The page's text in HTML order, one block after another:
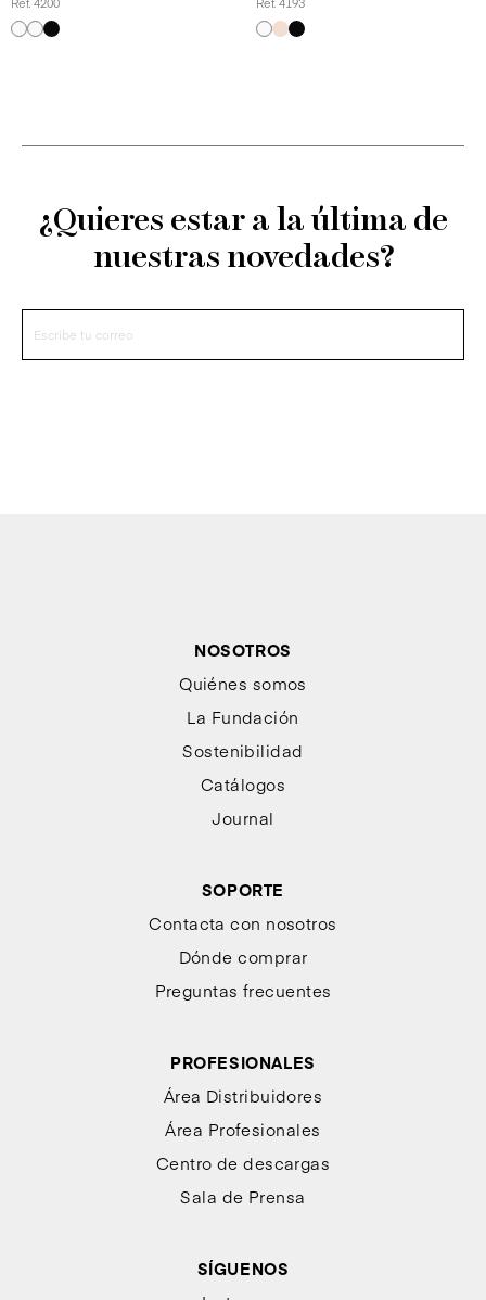
¿Quieres estar a la última de
nuestras novedades?
NOSOTROS
Quiénes somos
La Fundación
Sostenibilidad
Catálogos
Journal
SOPORTE
Contacta con nosotros
Dónde comprar
Preguntas frecuentes
PROFESIONALES
Área Distribuidores
Área Profesionales
Centro de descargas
Sala de Prensa
SÍGUENOS